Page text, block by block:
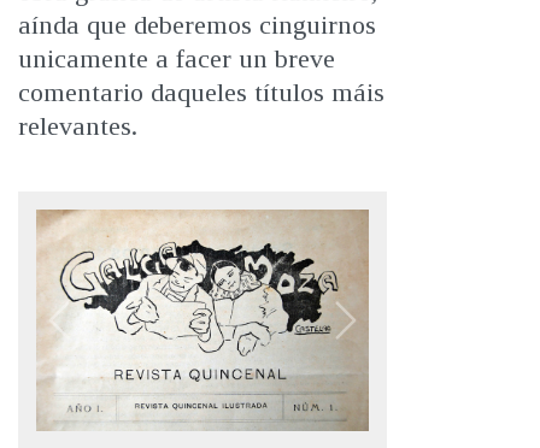
aínda que deberemos cinguirnos
unicamente a facer un breve
comentario daqueles títulos máis
relevantes.